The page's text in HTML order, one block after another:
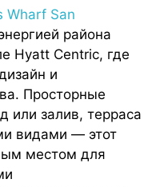
Wharf San
района
Hyatt Centric, где
и
Просторные
или залив, терраса
видами — этот
местом для